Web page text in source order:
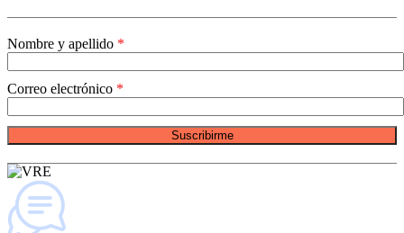
Nombre y apellido
Correo electrónico
Suscribirme